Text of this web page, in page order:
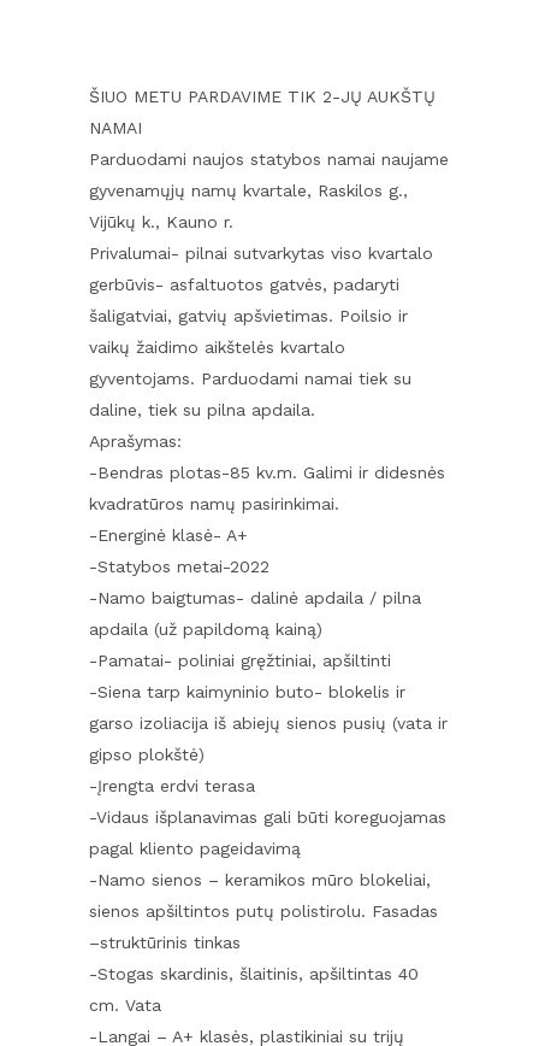
ŠIUO METU PARDAVIME TIK 2-JŲ AUKŠTŲ
NAMAI
Parduodami naujos statybos namai naujame
gyvenamųjų namų kvartale, Raskilos g.,
Vijūkų k., Kauno r.
Privalumai- pilnai sutvarkytas viso kvartalo
gerbūvis- asfaltuotos gatvės, padaryti
šaligatviai, gatvių apšvietimas. Poilsio ir
vaikų žaidimo aikštelės kvartalo
gyventojams. Parduodami namai tiek su
daline, tiek su pilna apdaila.
Aprašymas:
-Bendras plotas-85 kv.m. Galimi ir didesnės
kvadratūros namų pasirinkimai.
-Energinė klasė- A+
-Statybos metai-2022
-Namo baigtumas- dalinė apdaila / pilna
apdaila (už papildomą kainą)
-Pamatai- poliniai gręžtiniai, apšiltinti
-Siena tarp kaimyninio buto- blokelis ir
garso izoliacija iš abiejų sienos pusių (vata ir
gipso plokštė)
-Įrengta erdvi terasa
-Vidaus išplanavimas gali būti koreguojamas
pagal kliento pageidavimą
-Namo sienos – keramikos mūro blokeliai,
sienos apšiltintos putų polistirolu. Fasadas
–struktūrinis tinkas
-Stogas skardinis, šlaitinis, apšiltintas 40
cm. Vata
-Langai – A+ klasės, plastikiniai su trijų